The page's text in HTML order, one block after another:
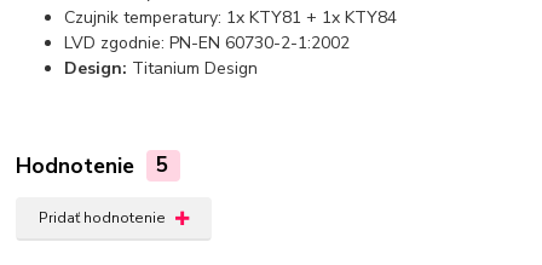
Czujnik temperatury: 1x KTY81 + 1x KTY84
LVD zgodnie: PN-EN 60730-2-1:2002
Design: Titanium Design
Hodnotenie 5
Pridať hodnotenie